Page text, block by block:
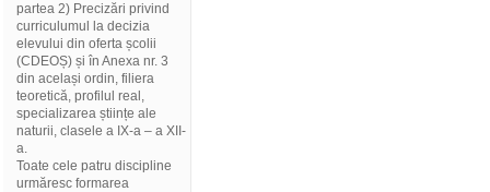
partea 2) Precizări privind
curriculumul la decizia
elevului din oferta școlii
(CDEOȘ) și în Anexa nr. 3
din același ordin, filiera
teoretică, profilul real,
specializarea științe ale
naturii, clasele a IX-a – a XII-
a.
Toate cele patru discipline
urmăresc formarea